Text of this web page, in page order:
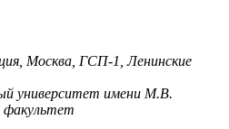
Москва, ГСП-1, Ленинские
университет имени М.В.
факультет